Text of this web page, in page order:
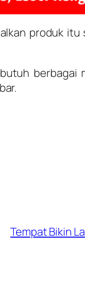
produk
berbagai
Tempat Bikin